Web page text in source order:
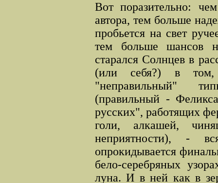
Вот поразительно:
автора, тем больше
пробьется на свет
тем больше шансов
старался Солнцев в
(или себя?) в
"неправильный"
(правильный -
русских", работящих
голи, алкашей,
неприятности), -
опрокидывается
бело-серебряных
луна. И в ней как в